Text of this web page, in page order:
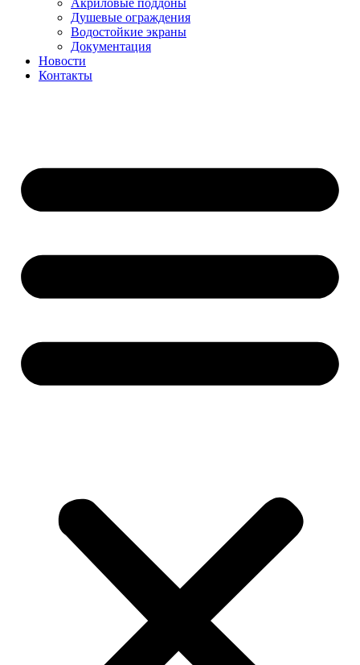
Акриловые поддоны
Душевые ограждения
Водостойкие экраны
Документация
Новости
Контакты